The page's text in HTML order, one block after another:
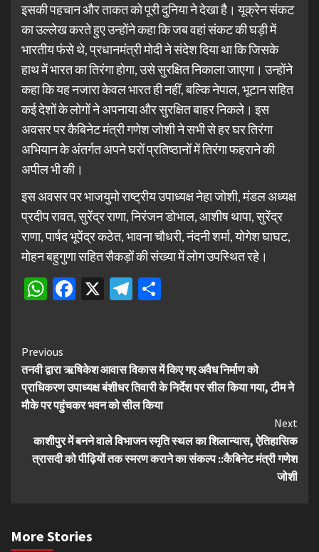
इसकी पहचान और ताकत को पूरी दुनिया ने देखा है। यूक्रेन संकट
का उल्लेख करते हुए उन्होंने कहा कि जब वहां संकट की घड़ी में
भारतीय फंसे थे, प्रधानमंत्री मोदी ने संदेश दिया था कि जिसके
हाथ में भारत का तिरंगा होगा, उसे सुरक्षित निकाला जाएगा। उन्होंने
कहा कि यह नजारा केवल भारत ही नहीं, बल्कि नेपाल, भूटान सहित
कई देशों के लोगों ने अपनाया और सुरक्षित बाहर निकले। इस
अवसर पर कैबिनेट मंत्री गणेश जोशी ने सभी से हर घर तिरंगा
अभियान के अंतर्गत अपने घरों प्रतिष्ठानों में तिरंगा फहराने की
अपील भी की।
इस अवसर पर भाजयुमो राष्ट्रीय उपाध्यक्ष नेहा जोशी, मंडल अध्यक्ष
प्रदीप रावत, सुरेंद्र राणा, निरंजन डोभाल, आशीष थापा, सुरेंद्र
राणा, पार्षद भूपेंद्र कठेत, भावना चौधरी, नंदनी शर्मा, योगेश घाघट,
मोहन बहुगुणा सहित सैकड़ों की संख्या में लोग उपस्थित रहे।
WhatsApp
Facebook
X Telegram
Continue
Reading
Previous
तनवी द्वारा ऋषिकेश आवास विकास में किए गए अवैध निर्माण को
प्राधिकरण उपाध्यक्ष बंशीधर तिवारी के निर्देश पर सील किया गया, टीम ने
मौके पर पहुंचकर भवन को सील किया
Next
काशीपुर में बनने वाले विभाजन स्मृति स्थल का शिलान्यास, ऐतिहासिक
त्रासदी को पीढ़ियों तक स्मरण कराने का संकल्प ::कैबिनेट मंत्री गणेश
जोशी
More Stories